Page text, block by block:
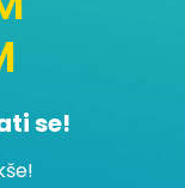
se!